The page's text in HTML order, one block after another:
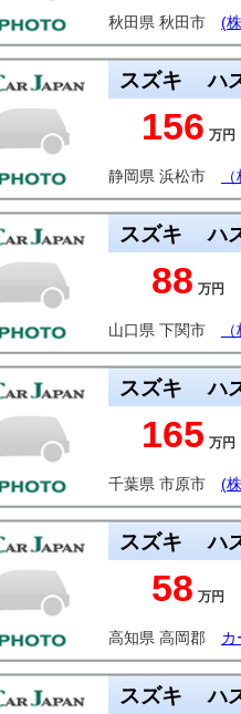
秋田県 秋田市 (
スズキ ハ
156 万円
静岡県 浜松市
スズキ ハ
88 万円
山口県 下関市
スズキ ハ
165 万円
千葉県 市原市 (
スズキ ハ
58 万円
高知県 高岡郡 カ
スズキ ハ